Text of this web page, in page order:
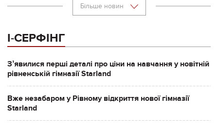
Більше новин
І-СЕРФІНГ
Зʼявилися перші деталі про ціни на навчання у новітній
рівненській гімназії Starland
Вже незабаром у Рівному відкриття нової гімназії
Starland